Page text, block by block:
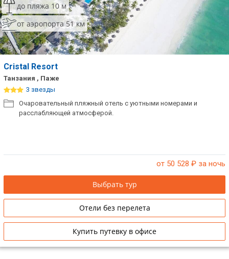
до пляжа 10 м
от аэропорта 51 км
Cristal Resort
Танзания , Паже
3 звезды
Очаровательный пляжный отель с уютными номерами и
расслабляющей атмосферой.
от 50 528 ₽ за ночь
Выбрать тур
Отели без перелета
Купить путевку в офисе